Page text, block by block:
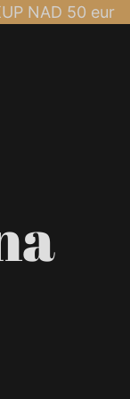
NAD 50 eur